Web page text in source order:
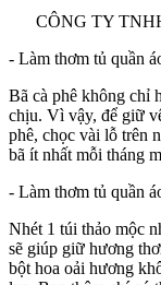
- Làm thơm tủ quần
Bã cà phê không chỉ
chịu. Vì vậy, để giữ
phê, chọc vài lỗ trên
bã ít nhất mỗi tháng
- Làm thơm tủ quần
Nhét 1 túi thảo mộc
sẽ giúp giữ hương
bột hoa oải hương